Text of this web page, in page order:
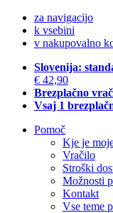
za navigacijo
k vsebini
v nakupovalno
Slovenija:
€ 42,90
Brezplačno
Vsaj 1
Pomoč
Kje je
Vračilo
Stroški
Možnosti
Kontakt
Vse teme